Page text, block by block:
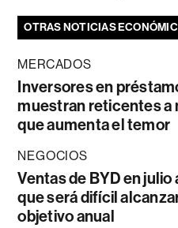
OTRAS NOTICIAS
MERCADOS
Inversores en
muestran reticentes a
que aumenta el temor
NEGOCIOS
Ventas de BYD en julio
que será difícil
objetivo anual